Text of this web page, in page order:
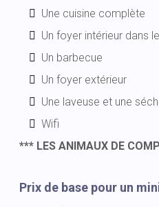
Une cuisine complète
Un foyer intérieur dans
Un barbecue
Un foyer extérieur
Une laveuse et une
Wifi
*** LES ANIMAUX DE
Prix de base pour un